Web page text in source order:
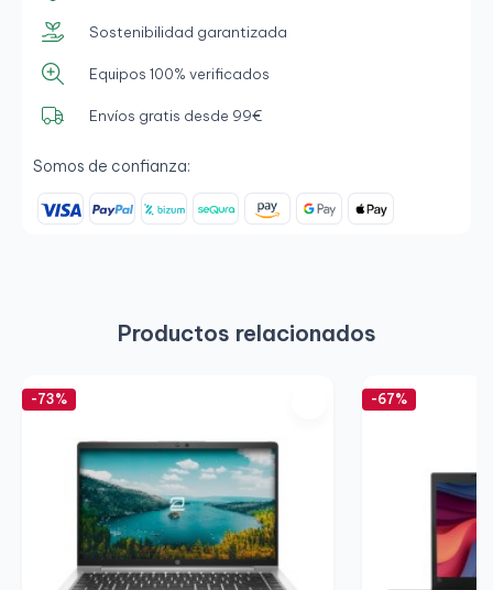
Sostenibilidad garantizada
Equipos 100% verificados
Envíos gratis desde 99€
Somos de confianza:
Productos relacionados
-73% -67%